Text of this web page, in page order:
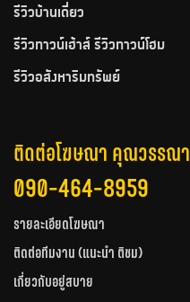
รีวิวบ้านเดี่ยว
รีวิวทาวน์เฮ้าส์ รีวิวทาวน์โฮม
รีวิวอสังหาริมทรัพย์
ติดต่อโฆษณา คุณวรรณ
090-464-8959
รายละเอียดโฆษณา
ติดต่อทีมงาน (แนะนำ ติชม)
เกี่ยวกับอยู่สบาย